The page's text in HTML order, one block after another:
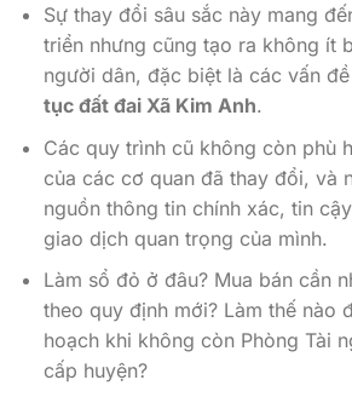
Sự thay đổi sâu sắc này mang
triển nhưng cũng tạo ra không ít
người dân, đặc biệt là các vấn
tục đất đai Xã Kim Anh.
Các quy trình cũ không còn phù
của các cơ quan đã thay đổi, và
nguồn thông tin chính xác, tin
giao dịch quan trọng của mình.
Làm sổ đỏ ở đâu? Mua bán cần
theo quy định mới? Làm thế nào
hoạch khi không còn Phòng Tài
cấp huyện?